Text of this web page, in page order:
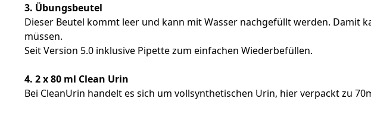
3. Übungsbeutel
Dieser Beutel kommt leer und kann mit Wasser nachgefüllt werden. Damit
müssen.
Seit Version 5.0 inklusive Pipette zum einfachen Wiederbefüllen.
4. 2 x 80 ml Clean Urin
Bei CleanUrin handelt es sich um vollsynthetischen Urin, hier verpackt zu